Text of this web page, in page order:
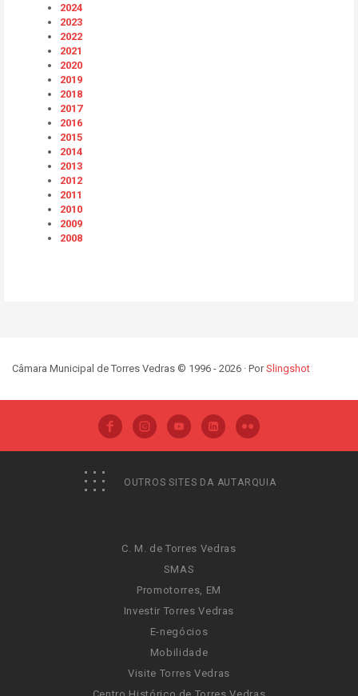
2024
2023
2022
2021
2020
2019
2018
2017
2016
2015
2014
2013
2012
2011
2010
2009
2008
Câmara Municipal de Torres Vedras © 1996 - 2026 · PorSlingshot
OUTROS SITES DA AUTARQUIA
C. M. de Torres Vedras
SMAS
Promotorres, EM
Investir Torres Vedras
E-negócios
Mobilidade
Visite Torres Vedras